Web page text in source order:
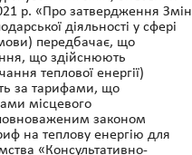
р. «Про затвердження Змін
діяльності у сфері
передбачає, що
що здійснюють
теплової енергії)
за тарифами, що
місцевого
законом
на теплову енергію для
«Консультативно-